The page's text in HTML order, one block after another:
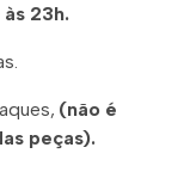
23h.
(não é
peças).